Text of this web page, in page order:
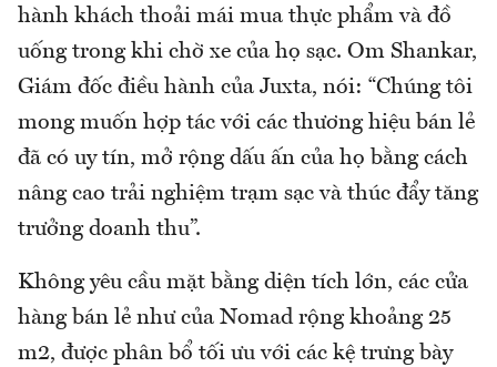
hành khách thoải mái mua thực phẩm và đồ
uống trong khi chờ xe của họ sạc. Om Shankar,
Giám đốc điều hành của Juxta, nói: “Chúng tôi
mong muốn hợp tác với các thương hiệu bán lẻ
đã có uy tín, mở rộng dấu ấn của họ bằng cách
nâng cao trải nghiệm trạm sạc và thúc đẩy tăng
trưởng doanh thu”.
Không yêu cầu mặt bằng diện tích lớn, các cửa
hàng bán lẻ như của Nomad rộng khoảng 25
m2, được phân bổ tối ưu với các kệ trưng bày